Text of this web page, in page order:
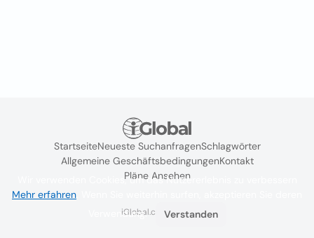
StartseiteNeueste SuchanfragenSchlagwörter
Allgemeine GeschäftsbedingungenKontakt
Pläne Ansehen
iGlobal.co @ 2024
Wir verwenden Cookies, um das Nutzererlebnis zu verbessern
Mehr erfahren
Verwendung.
Verstanden